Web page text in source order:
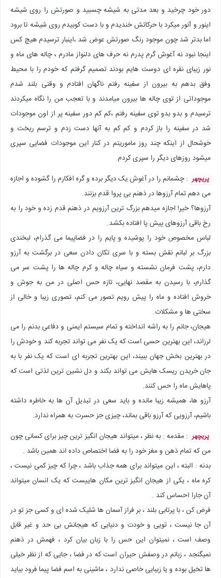
دور خود چرخید و بعد مدتی به شیشه چسبید و صورتش را روی شیشه
اینور و آنور میکرد با حرکاتش خندیدم و با دست کوبیدم روی شیشه تا برود
اما بدتر شد چون موجود رنگ صورتش عوض شد ،اینبار ترسیدم هیچ کس
اینجا نبود نه آغوش گرم پدرم نه حرف های دلنواز مادرم ، چاله های ماه و
نور زیبای نقره ای دوست هایم بودند تصمیم گرفتم که خودم را با محیط
وفق بدهم به بیرون از سفینه رفتم ناگهان افتادم و وقتی بلند شدم
موجوداتی از توی چاله ها بیرون میامدند و با تعجب من را نگاه میکردند
ترسیدم و بدو بدو توی سفینه رفتم ،کم کم دور سفینه پر از اون موجودات
شد در سفینه را باز کردم و کم کم به آنها دست زدم و ترسم ریخت و
خوشحال از اینکه چند روز ماموریتم در کنار این موجودات فضایی سپری
میشود روزهای دیگر را سپری کردم.
پریچهر : چشمانم را در آغوش یک دیگر برده و گره افکارم را گشوده و اجازه
می دهم تمام آرزوها در ذهنم بی پروا قدم بزنند.
آرزوها؟ خیر! اجازه میدهم بزرگ ترین آرزویم در ذهنم قدم زده و خود را به
رخ باقی آرزوهای پیش پا افتاده بکشد.
لباس مخصوص خود را پوشیده و پایم را در فضاپیما می گذرام، لبخندی
بزرگ بر لبانم نقش بسته و با سری تکان دادن سعی در برگشت به آرزو
دارم، پشت فرمان نشسته و سیاه چاله و کرم چاله ها را پشت سر می
گذارم، با رسیدن به مقصد نهایی، تازه حس اصلی در من به جوش و
خروش افتاده و ماه را پیش رویم تصور می کنم، تصوری زیبا و خالی از
سختی ها و مشکلات.
هیجان، جانم را به راشه انداخته و تمام سیستم ایمنی و دفاعی بدنم را می
لرزاند، این بهترین حسی است که یک نفر می تواند تجربه کند و خودش را
در بهترین بخش جهان ببیند، این بهترین تجربه ای است که یک نفر با به
جان خریدن ریسک هایش می تواند بکند و دل نشین ترین لذتی است که
پاهایش ماه را حس کنند.
آرزو ها، همیشه زیبا مانده و باید سعی در تبدیل آن ها به خاطره داشته
باشیم، آرزویی که آرزو باقی بماند، چیزی جز حسرت به همراه ندارد.
پریچهر : مقدمه : به نظر ، میتواند هیجان انگیز ترین چیز برای کسانی چون
من که تمام ذهن و مغز خود را به فضا اختصاص داده اند همین باشد .
بدنه : البته ، این میتواند برای همه جذاب باشد ، چرا که چیز کمی نیست ،
کره ماه ، یکی از هیجان انگیز ترین مکان هاییست که یک انسان میتواند
آن جارا احساس کند .
فرض کن ، با پرتابی بلند ، بر فراز آسمان ها شلیک شده ای و کسی جز تو در
آن جا نیست ، تویی و خودت و دنیایی که هیجانش بی حد و غیر قابل
وصف است ، نمیتوان این حس را با زبان بیان کرد ، فهمش در ذهنم
نمیگنجد ، زبانم در وصفش حیران است که در فضا ، جایی که از نظر خیلی
ها تخیل بوده و یا زیبایی خاصی ندارد ، ماشینی به اسم فضا پیما فرود بیاید